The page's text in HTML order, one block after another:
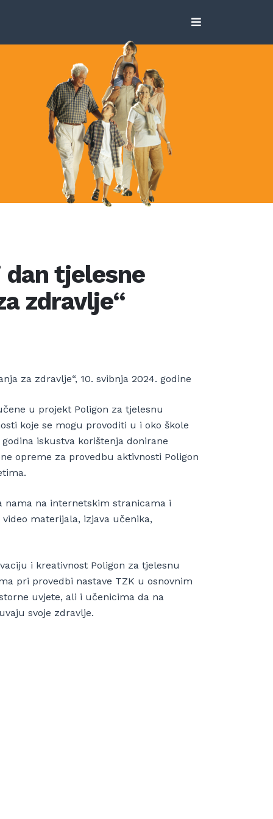
dan tjelesne
zdravlje“
za zdravlje“, 10. svibnja 2024. godine
u projekt Poligon za tjelesnu
koje se mogu provoditi u i oko škole
iskustva korištenja donirane
opreme za provedbu aktivnosti Poligon
na internetskim stranicama i
materijala, izjava učenika,
i kreativnost Poligon za tjelesnu
pri provedbi nastave TZK u osnovnim
uvjete, ali i učenicima da na
svoje zdravlje.